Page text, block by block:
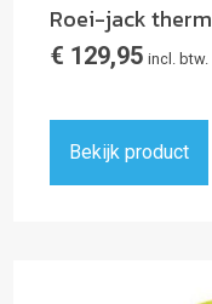
Roei-jack
€ 129,95 incl. btw.
Bekijk product